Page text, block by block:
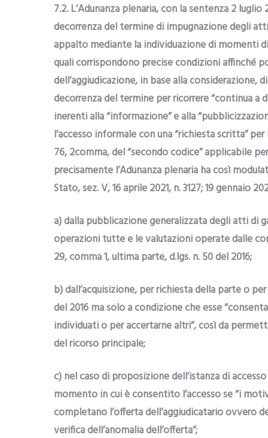
7.2. L’Adunanza plenaria, con la sentenza 2
decorrenza del termine di impugnazione degli
appalto mediante la individuazione di momenti
quali corrispondono precise condizioni affinché
dell’aggiudicazione, in base alla considerazione,
decorrenza del termine per ricorrere “continua
inerenti alla “informazione” e alla
l’accesso informale con una “richiesta scritta”
76, 2comma, del “secondo codice” applicabile
precisamente l’Adunanza plenaria ha così
Stato, sez. V, 16 aprile 2021, n. 3127; 19 gennaio
a) dalla pubblicazione generalizzata degli atti di
operazioni tutte e le valutazioni operate dalle
29, comma 1, ultima parte, d.lgs. n. 50 del 2016;
b) dall’acquisizione, per richiesta della parte o
del 2016 ma solo a condizione che esse
individuati o per accertarne altri”, così da
del ricorso principale;
c) nel caso di proposizione dell’istanza di
momento in cui è consentito l’accesso se “i
completano l’offerta dell’aggiudicatario ovvero
verifica dell’anomalia dell’offerta”;